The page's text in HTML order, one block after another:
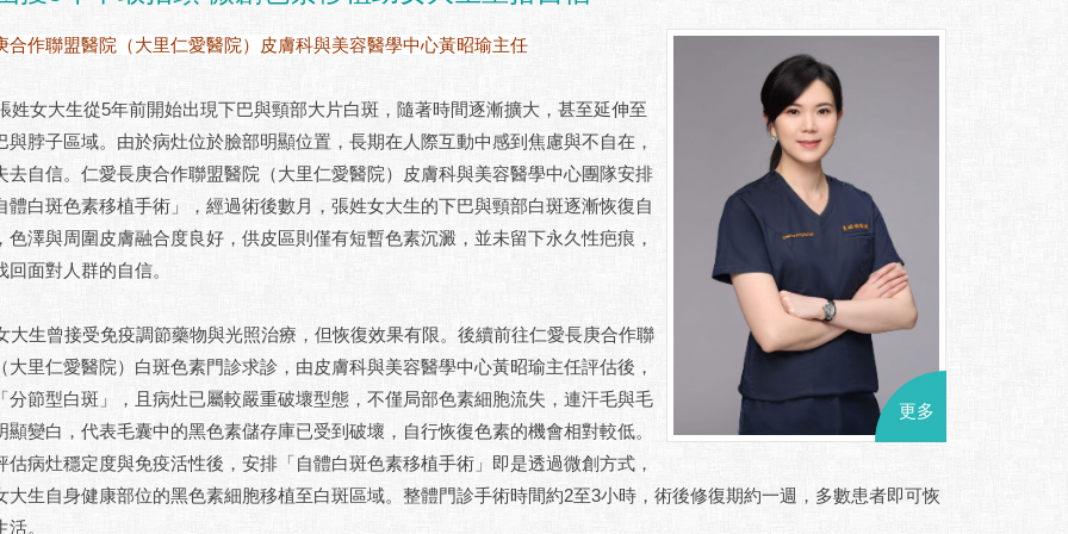
更多
合作聯盟醫院（大里仁愛醫院）皮膚科與美容醫學中心黃昭瑜主任
女大生從5年前開始出現下巴與頸部大片白斑，隨著時間逐漸擴大，甚至延伸至
與脖子區域。由於病灶位於臉部明顯位置，長期在人際互動中感到焦慮與不自在，
去自信。仁愛長庚合作聯盟醫院（大里仁愛醫院）皮膚科與美容醫學中心團隊安排
體白斑色素移植手術」，經過術後數月，張姓女大生的下巴與頸部白斑逐漸恢復自
色澤與周圍皮膚融合度良好，供皮區則僅有短暫色素沉澱，並未留下永久性疤痕，
回面對人群的自信。
生曾接受免疫調節藥物與光照治療，但恢復效果有限。後續前往仁愛長庚合作聯
大里仁愛醫院）白斑色素門診求診，由皮膚科與美容醫學中心黃昭瑜主任評估後，
分節型白斑」，且病灶已屬較嚴重破壞型態，不僅局部色素細胞流失，連汗毛與毛
顯變白，代表毛囊中的黑色素儲存庫已受到破壞，自行恢復色素的機會相對較低。
估病灶穩定度與免疫活性後，安排「自體白斑色素移植手術」即是透過微創方式，
大生自身健康部位的黑色素細胞移植至白斑區域。整體門診手術時間約2至3小時，術後修復期約一週，多數患者即可恢
。